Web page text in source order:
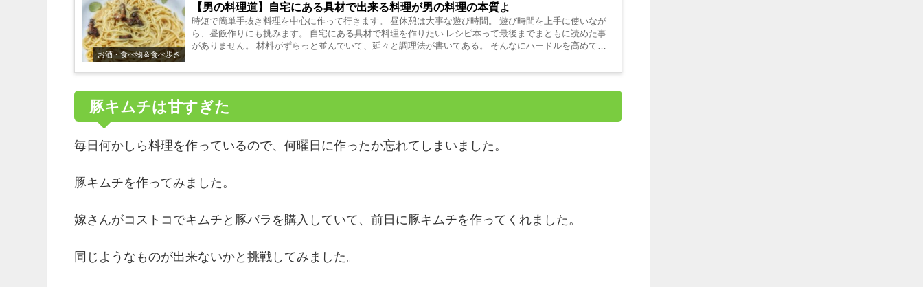
お酒・食べ物＆食べ歩き
【男の料理道】自宅にある具材で出来る料理が男の料理の本質よ
時短で簡単手抜き料理を中心に作って行きます。 昼休憩は大事な遊び時間。 遊び時間を上手に使いなが
ら、昼飯作りにも挑みます。 自宅にある具材で料理を作りたい レシピ本って最後までまともに読めた事
がありません。 材料がずらっと並んでいて、延々と調理法が書いてある。 そんなにハードルを高めてど
豚キムチは甘すぎた
毎日何かしら料理を作っているので、何曜日に作ったか忘れてしまいました。
豚キムチを作ってみました。
嫁さんがコストコでキムチと豚バラを購入していて、前日に豚キムチを作ってくれました。
同じようなものが出来ないかと挑戦してみました。